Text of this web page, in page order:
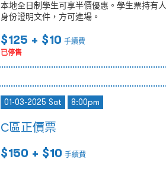
本地全日制學生可享半價優惠。學生票持有
身份證明文件，方可進場。
$125 + $10 手續費
已停售
01-03-2025 Sat 8:00pm
C區正價票
$150 + $10 手續費